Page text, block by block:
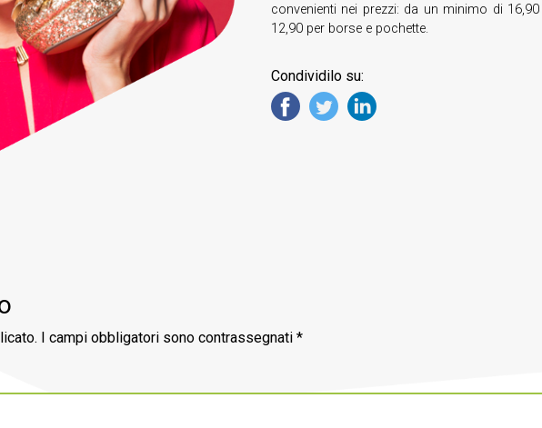
convenienti nei prezzi: da un minimo di
12,90 per borse e pochette.
Condividilo su:
I campi obbligatori sono contrassegnati *